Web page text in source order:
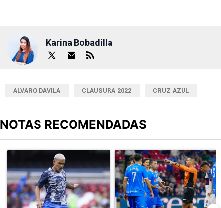
Karina Bobadilla
ALVARO DAVILA CLAUSURA 2022 CRUZ AZUL
NOTAS RECOMENDADAS
Un artículo de tendencia con el título "Revelan un detalle clave
Un artículo de tendencia con el